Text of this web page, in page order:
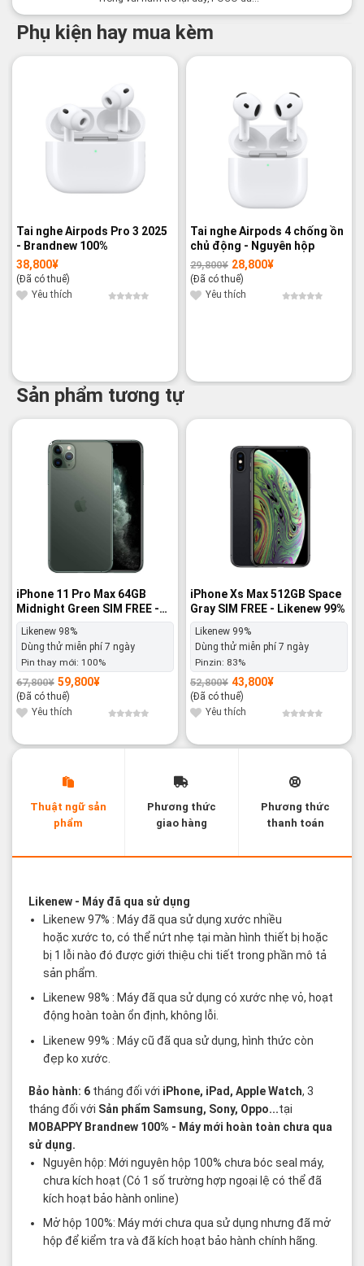
Phụ kiện hay mua kèm
Tai nghe Airpods Pro 3 2025
- Brandnew 100%
38,800¥
(Đã có thuế)
Yêu thích
Tai nghe Airpods 4 chống ồn
chủ động - Nguyên hộp
29,800¥
Giá
gốc
là:
29,800¥.
28,800¥
Giá
hiện
tại
là:
28,800¥.
(Đã có thuế)
Yêu thích
Sản phẩm tương tự
-12%
iPhone 11 Pro Max 64GB
Midnight Green SIM FREE -
Likenew 98%
Likenew 98%
Dùng thử miễn phí 7 ngày
Pin thay mới: 100%
67,800¥
Giá
gốc
là:
67,800¥.
59,800¥
Giá
hiện
tại
là:
59,800¥.
(Đã có thuế)
Yêu thích
iPhone Xs Max 512GB Space
Gray SIM FREE - Likenew 99%
Likenew 99%
Dùng thử miễn phí 7 ngày
Pinzin: 83%
52,800¥
Giá
gốc
là:
52,800¥.
43,800¥
Giá
hiện
tại
là:
43,800¥.
(Đã có thuế)
Yêu thích
Thuật ngữ sản
phẩm
Phương thức
giao hàng
Phương thức
thanh toán
Likenew- Máy đã qua sử dụng
Likenew 97% : Máy đã qua sử dụng xước nhiều
hoặc xước to, có thể nứt nhẹ tại màn hình thiết bị hoặc
bị 1 lỗi nào đó được giới thiệu chi tiết trong phần mô tả
sản phẩm.
Likenew 98% : Máy đã qua sử dụng có xước nhẹ vỏ, hoạt
động hoàn toàn ổn định, không lỗi.
Likenew 99% : Máy cũ đã qua sử dụng, hình thức còn
đẹp ko xước.
Bảo hành: 6 tháng đối với iPhone, iPad, Apple Watch, 3
tháng đối với Sản phẩm Samsung, Sony, Oppo...tại
MOBAPPY Brandnew 100% - Máy mới hoàn toàn chưa qua
sử dụng.
Nguyên hộp: Mới nguyên hộp 100% chưa bóc seal máy,
chưa kích hoạt (Có 1 số trường hợp ngoại lệ có thể đã
kích hoạt bảo hành online)
Mở hộp 100%: Máy mới chưa qua sử dụng nhưng đã mở
hộp để kiểm tra và đã kích hoạt bảo hành chính hãng.